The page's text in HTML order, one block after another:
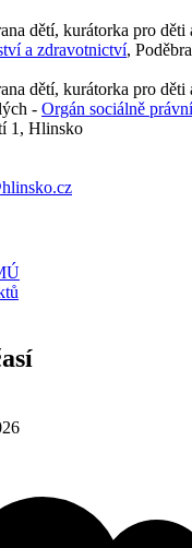
dětí, kurátorka pro děti
a zdravotnictví,
dětí, kurátorka pro
- Orgán sociálně
1, Hlinsko